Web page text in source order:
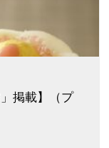
掲載】
（プ